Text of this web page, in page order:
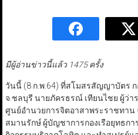
มีผู้อ่านข่าวนี้แล้ว 1475 ครั้ง
วันนี้ (8 ก.พ.64) ที่สโมสรสัญญาบัตร ก
จ.ชลบุรี นายภัครธรณ์ เทียนไชย ผู้ว่
ศูนย์อำนวยการจิตอาสาพระราชทา
สมานรักษ์ ผู้บัญชาการกองเรือยุทธก